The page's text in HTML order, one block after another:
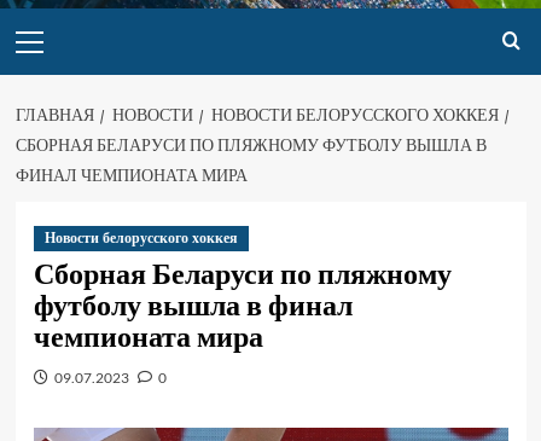
ГЛАВНАЯ НОВОСТИ
НОВОСТИ БЕЛОРУССКОГО ХОККЕЯ
СБОРНАЯ БЕЛАРУСИ ПО ПЛЯЖНОМУ ФУТБОЛУ ВЫШЛА В
ФИНАЛ ЧЕМПИОНАТА МИРА
Новости белорусского хоккея
Сборная Беларуси по пляжному
футболу вышла в финал
чемпионата мира
09.07.2023 0